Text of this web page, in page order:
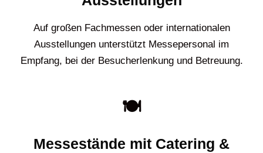
Auf großen Fachmessen oder internationalen
Ausstellungen unterstützt Messepersonal im
Empfang, bei der Besucherlenkung und Betreuung.
🍽️
Messestände mit Catering &